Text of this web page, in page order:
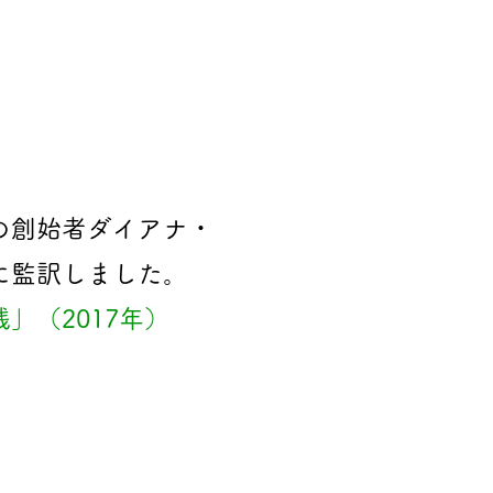
始者ダイアナ・
訳しました。
」（2017年）